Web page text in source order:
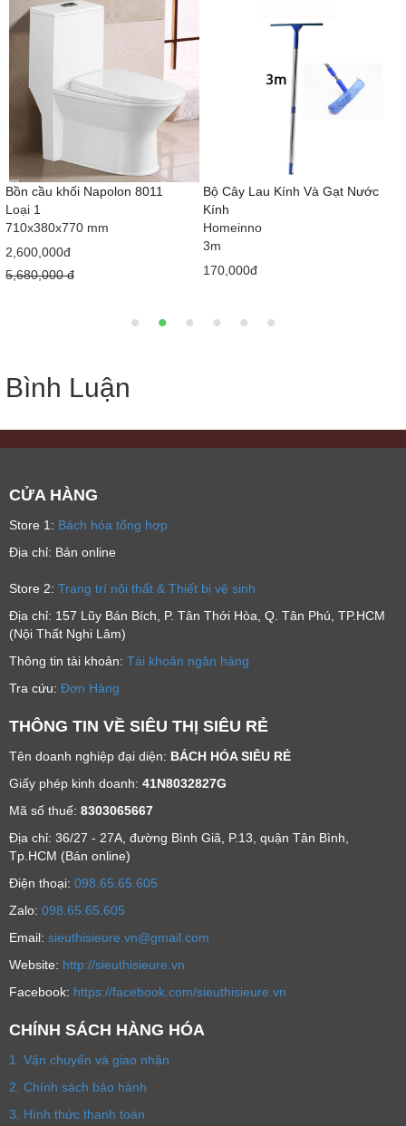
Bồn cầu khối Napolon 8011
Loại 1
710x380x770 mm
2,600,000đ
5,680,000 đ
Bộ Cây Lau Kính Và Gạt Nước
Kính
Homeinno
3m
170,000đ
Bình Luận
CỬA HÀNG
Store 1: Bách hóa tổng hợp
Địa chỉ: Bán online
Store 2: Trang trí nội thất & Thiết bị vệ sinh
Địa chỉ: 157 Lũy Bán Bích, P. Tân Thới Hòa, Q. Tân Phú, TP.HCM
(Nội Thất Nghi Lâm)
Thông tin tài khoản: Tài khoản ngân hàng
Tra cứu: Đơn Hàng
THÔNG TIN VỀ SIÊU THỊ SIÊU RẺ
Tên doanh nghiệp đại diện: BÁCH HÓA SIÊU RẺ
Giấy phép kinh doanh: 41N8032827G
Mã số thuế: 8303065667
Địa chỉ: 36/27 - 27A, đường Bình Giã, P.13, quận Tân Bình,
Tp.HCM (Bán online)
Ðiện thoại: 098.65.65.605
Zalo: 098.65.65.605
Email: sieuthisieure.vn@gmail.com
Website: http://sieuthisieure.vn
Facebook: https://facebook.com/sieuthisieure.vn
CHÍNH SÁCH HÀNG HÓA
1. Vận chuyển và giao nhận
2. Chính sách bảo hành
3. Hình thức thanh toán